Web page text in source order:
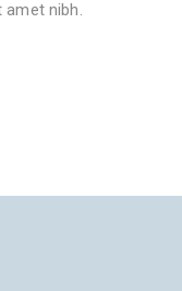
amet nibh.